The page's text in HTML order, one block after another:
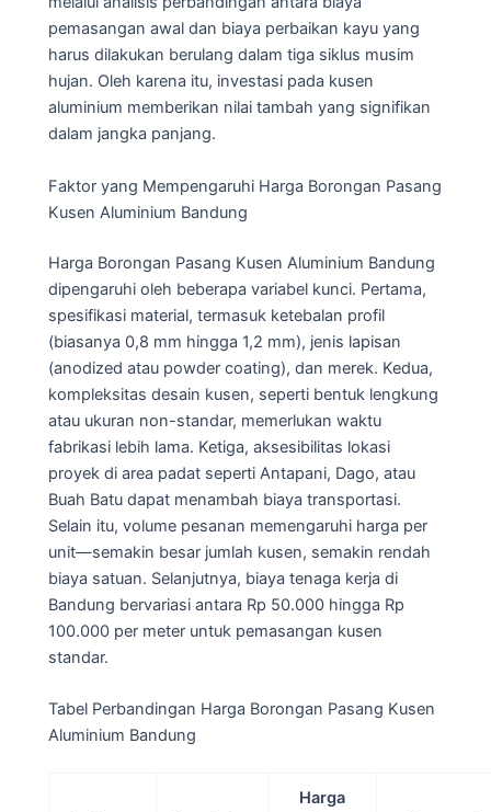
pemasangan awal dan biaya perbaikan kayu yang
harus dilakukan berulang dalam tiga siklus musim
hujan. Oleh karena itu, investasi pada kusen
aluminium memberikan nilai tambah yang signifikan
dalam jangka panjang.
Faktor yang Mempengaruhi Harga Borongan Pasang
Kusen Aluminium Bandung
Harga Borongan Pasang Kusen Aluminium Bandung
dipengaruhi oleh beberapa variabel kunci. Pertama,
spesifikasi material, termasuk ketebalan profil
(biasanya 0,8 mm hingga 1,2 mm), jenis lapisan
(anodized atau powder coating), dan merek. Kedua,
kompleksitas desain kusen, seperti bentuk lengkung
atau ukuran non-standar, memerlukan waktu
fabrikasi lebih lama. Ketiga, aksesibilitas lokasi
proyek di area padat seperti Antapani, Dago, atau
Buah Batu dapat menambah biaya transportasi.
Selain itu, volume pesanan memengaruhi harga per
unit—semakin besar jumlah kusen, semakin rendah
biaya satuan. Selanjutnya, biaya tenaga kerja di
Bandung bervariasi antara Rp 50.000 hingga Rp
100.000 per meter untuk pemasangan kusen
standar.
Tabel Perbandingan Harga Borongan Pasang Kusen
Aluminium Bandung
Harga